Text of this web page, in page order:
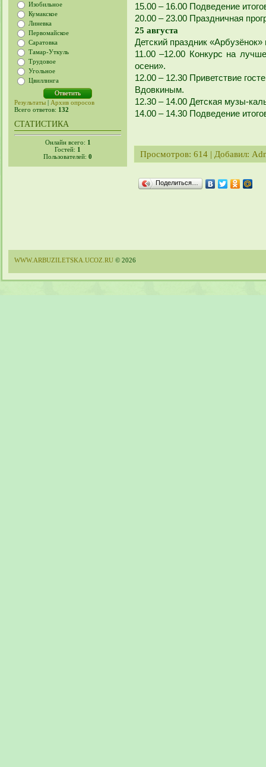
Изобильное
Кумакское
Линевка
Первомайское
Саратовка
Тамар-Уткуль
Трудовое
Угольное
Цвиллинга
Результаты | Архив опросов
Всего ответов: 132
СТАТИСТИКА
Онлайн всего: 1
Гостей: 1
Пользователей: 0
15.00 – 16.00 Подведение
20.00 – 23.00 Праздничная
25 августа
Детский праздник
11.00 –12.00 Конкурс на
осени».
12.00 – 12.30 Приветствие
Вдовкиным.
12.30 – 14.00 Детская музы-
14.00 – 14.30 Подведение
Просмотров: 614 | Добавил:
Поделиться…
WWW.ARBUZILETSKA.UCOZ.RU © 2026